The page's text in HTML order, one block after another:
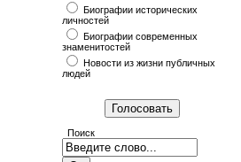
Биографии исторических
личностей
Биографии современных
знаменитостей
Новости из жизни публичных
людей
Поиск